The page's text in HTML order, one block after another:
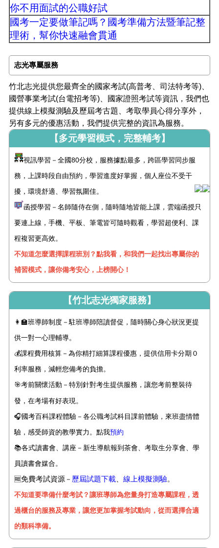
你不用面試的公職好試
國考一定要做筆記嗎？國考準備方法暨筆記整
理術，幫你快速融會貫通
志光專屬服務
竹北志光提供您最齊全的國家考試(高普考、司法特考等)、
國營事業考試(台電招考等)、國家證照考試等資訊，我們也
提供線上模擬測驗及歷屆考古題、考取學員心得分享外，
另有多元的優惠活動，我們提供完整的資訊為服務。
【多元學習模式，完整輔考】
視訊學習－全國80分校，服務據點最多，跨區學習同步服
務，上課時段自由預約，學習進度好掌握，個人座位不受干
擾，環境舒適、學習氛圍佳。
函授學習－名師隨侍在側，隨時隨地皆能上課，雲端函授只
要連上線，手機、平板、筆電皆可隨時觀看，學習超便利、課
程複習更高效。
不知道怎麼選擇課程班別？點我看，和我們一起找出專屬你的
補習模式，讓你備考安心，上榜開心！
【竹北志光獨家服務】
👩‍🏫班導師制度－駐班導師陪讀督促，隨時關心身心狀況更提
供一對一心理輔導。
💰課程費用核算－為你精打細算課程優惠，提供信用卡分期０
利率服務，減輕您備考的負擔。
🎯考前關懷活動－特別針對考生提供服務 ，讓您考前整裝待
發，在考場有好表現。
🎧國考百科課程體驗－各公職考試科目課前體驗，來班盡情體
驗，感受師資的教學實力。點我預約
📚各式讀書會、講座－新生導航報到茶會、考取生分享會、學
員讀書會媒合。
🆓免費考試資源 － 歷屆試題下載、 線上模擬測驗。
不知道要準備什麼考試？讓班導師為您量身打造專屬課程，透
過櫃台的服務及專業，讓您更加掌握考試動向，從而選擇合適
的類科準備。